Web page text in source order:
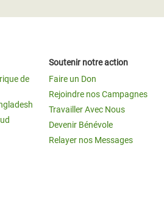
de
Soutenir notre action
Faire un Don
Rejoindre nos Campagnes
Travailler Avec Nous
Devenir Bénévole
Relayer nos Messages